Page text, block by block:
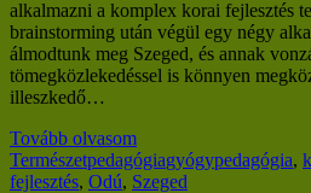
alkalmazni a komplex korai fejlesztés
brainstorming után végül egy négy
álmodtunk meg Szeged, és annak
tömegközlekedéssel is könnyen
illeszkedő…
Tovább olvasom
Természetpedagógiagyógypedagógia,
fejlesztés, Odú, Szeged